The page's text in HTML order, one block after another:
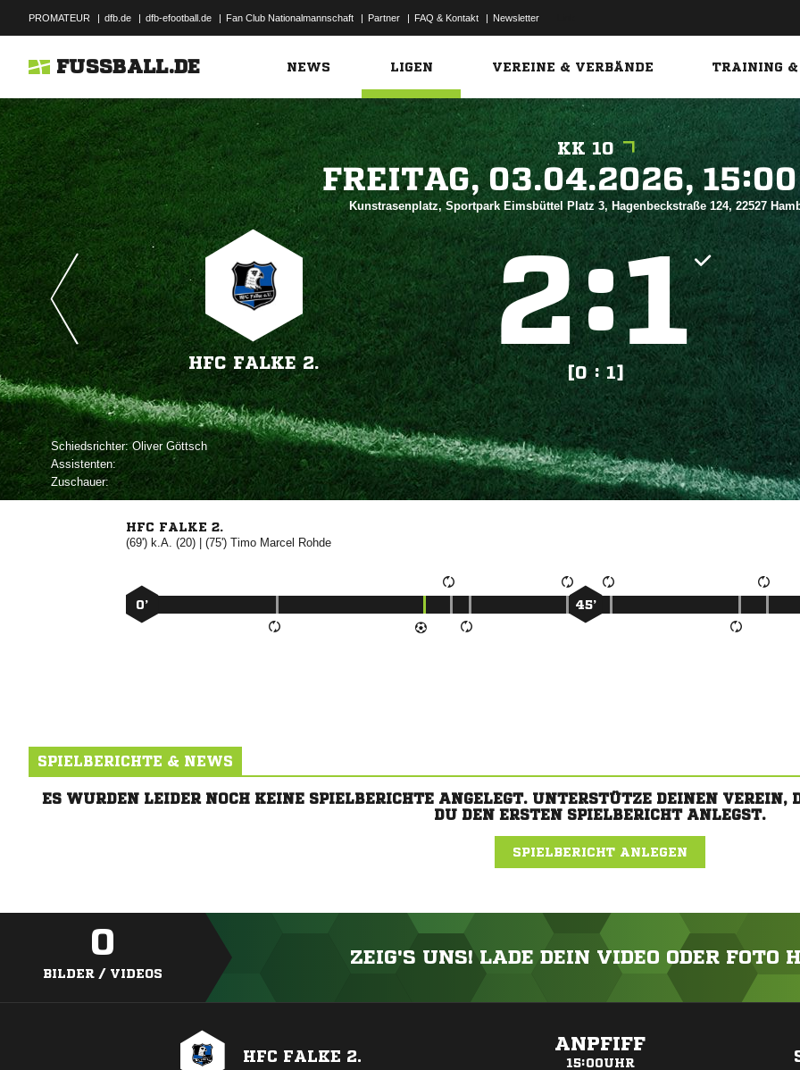
PROMATEUR | dfb.de | dfb-efootball.de | Fan Club Nationalmannschaft | Partner | FAQ & Kontakt | Newsletter
FUSSBALL.DE NEWS LIGEN VEREINE & VERBÄNDE TRAINING &
KK 10
 
Kunstrasenplatz, Sportpark Eimsbüttel Platz 3, Hagenbeckstraße 124, 22527
HFC FALKE 2.
:
[0 : 1]
Schiedsrichter: 
Assistenten:
Zuschauer:
HFC FALKE 2.
(69') k.A. (20) | (75')   
0’ 45’
SPIELBERICHTE & NEWS
ES WURDEN LEIDER NOCH KEINE SPIELBERICHTE ANGELEGT. UNTERSTÜTZE DEINEN
DU DEN ERSTEN SPIELBERICHT ANLEGST.
SPIELBERICHT ANLEGEN
0
BILDER / VIDEOS
ZEIG'S UNS! LADE DEIN VIDEO ODER FOTO
HFC FALKE 2.
ANPFIFF
15:00UHR